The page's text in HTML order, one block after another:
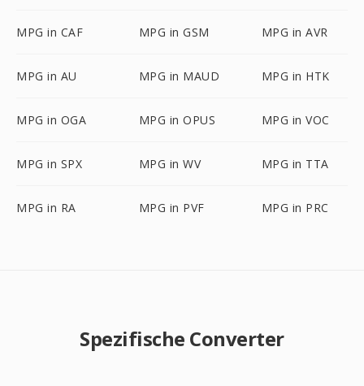
MPG in CAF MPG in GSM MPG in AVR
MPG in AU MPG in MAUD MPG in HTK
MPG in OGA MPG in OPUS MPG in VOC
MPG in SPX MPG in WV MPG in TTA
MPG in RA MPG in PVF MPG in PRC
Spezifische Converter